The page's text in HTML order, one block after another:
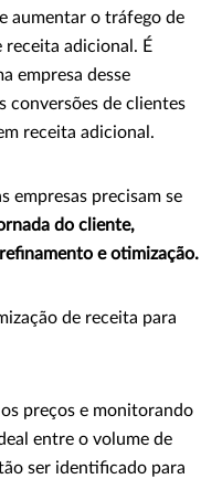
aumentar o tráfego de
receita adicional. É
empresa desse
conversões de clientes
receita adicional.
empresas precisam se
do cliente,
e otimização.
de receita para
preços e monitorando
entre o volume de
ser identificado para